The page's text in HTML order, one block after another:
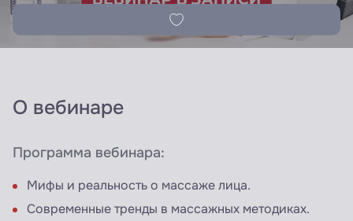
О вебинаре
Программа вебинара:
Мифы и реальность о массаже лица.
Современные тренды в массажных методиках.